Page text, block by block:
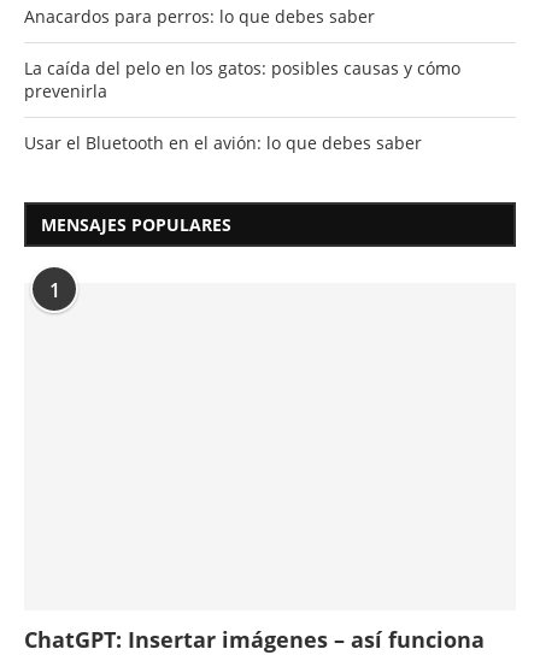
Anacardos para perros: lo que debes saber
La caída del pelo en los gatos: posibles causas y cómo
prevenirla
Usar el Bluetooth en el avión: lo que debes saber
MENSAJES POPULARES
1
ChatGPT: Insertar imágenes – así funciona